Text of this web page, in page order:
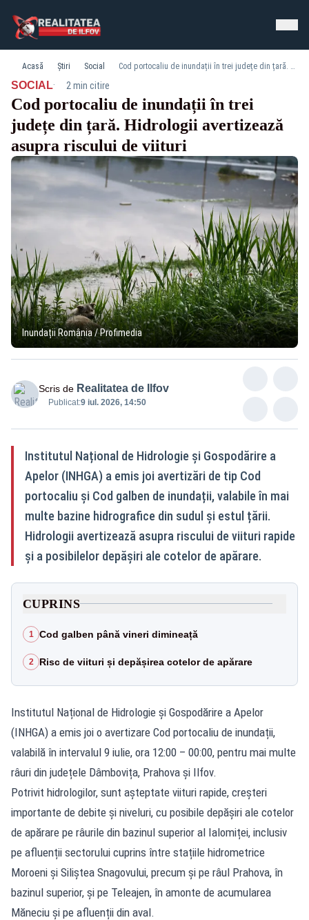
Acasă Știri Social Cod portocaliu de inundații în trei județe din țară. Hidrologii avertizează asupra riscului de viituri
SOCIAL· 2 min citire
Cod portocaliu de inundații în trei
județe din țară. Hidrologii avertizează
asupra riscului de viituri
Inundații România / Profimedia
Scris de Realitatea de Ilfov
Publicat:9 iul. 2026, 14:50
Institutul Național de Hidrologie și Gospodărire a
Apelor (INHGA) a emis joi avertizări de tip Cod
portocaliu și Cod galben de inundații, valabile în mai
multe bazine hidrografice din sudul și estul țării.
Hidrologii avertizează asupra riscului de viituri rapide
și a posibilelor depășiri ale cotelor de apărare.
CUPRINS
1 Cod galben până vineri dimineață
2 Risc de viituri și depășirea cotelor de apărare
Institutul Național de Hidrologie și Gospodărire a Apelor
(INHGA) a emis joi o avertizare Cod portocaliu de inundații,
valabilă în intervalul 9 iulie, ora 12:00 – 00:00, pentru mai multe
râuri din județele Dâmbovița, Prahova și Ilfov.
Potrivit hidrologilor, sunt așteptate viituri rapide, creșteri
importante de debite și niveluri, cu posibile depășiri ale cotelor
de apărare pe râurile din bazinul superior al Ialomiței, inclusiv
pe afluenții sectorului cuprins între stațiile hidrometrice
Moroeni și Siliștea Snagovului, precum și pe râul Prahova, în
bazinul superior, și pe Teleajen, în amonte de acumularea
Măneciu și pe afluenții din aval.